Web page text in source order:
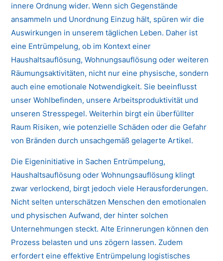
innere Ordnung wider. Wenn sich Gegenstände
ansammeln und Unordnung Einzug hält, spüren wir die
Auswirkungen in unserem täglichen Leben. Daher ist
eine Entrümpelung, ob im Kontext einer
Haushaltsauflösung, Wohnungsauflösung oder weiteren
Räumungsaktivitäten, nicht nur eine physische, sondern
auch eine emotionale Notwendigkeit. Sie beeinflusst
unser Wohlbefinden, unsere Arbeitsproduktivität und
unseren Stresspegel. Weiterhin birgt ein überfüllter
Raum Risiken, wie potenzielle Schäden oder die Gefahr
von Bränden durch unsachgemäß gelagerte Artikel.
Die Eigeninitiative in Sachen Entrümpelung,
Haushaltsauflösung oder Wohnungsauflösung klingt
zwar verlockend, birgt jedoch viele Herausforderungen.
Nicht selten unterschätzen Menschen den emotionalen
und physischen Aufwand, der hinter solchen
Unternehmungen steckt. Alte Erinnerungen können den
Prozess belasten und uns zögern lassen. Zudem
erfordert eine effektive Entrümpelung logistisches